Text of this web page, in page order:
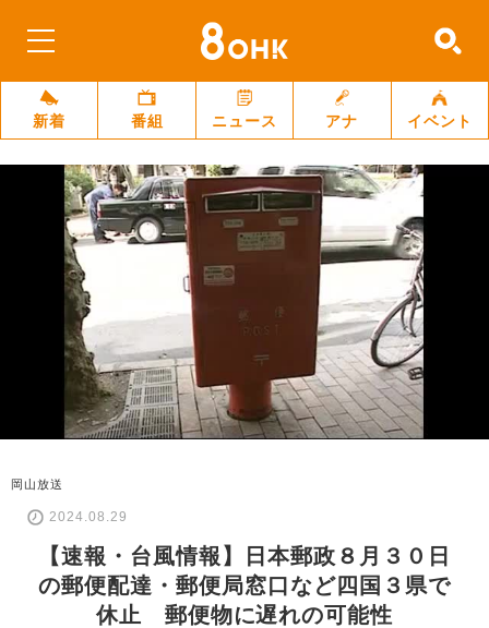
新着 番組 ニュース アナ イベント
岡山放送
2024.08.29
【速報・台風情報】日本郵政８月３０日
の郵便配達・郵便局窓口など四国３県で
休止 郵便物に遅れの可能性